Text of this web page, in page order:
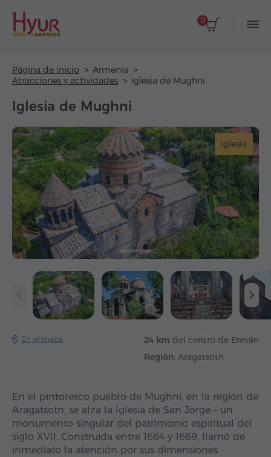
0
Página de inicio
Armenia
Atracciones y actividades
Iglesia de Mughni
Iglesia de Mughni
Iglesia
En el mapa 24 km del centro de Ereván
Región: Aragatsotn
En el pintoresco pueblo de Mughni, en la región de
Aragatsotn, se alza la Iglesia de San Jorge – un
monumento singular del patrimonio espiritual del
siglo XVII. Construida entre 1664 y 1669, llamó de
inmediato la atención por sus dimensiones